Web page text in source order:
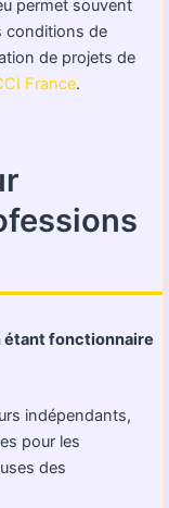
permet souvent
conditions de
de projets de
France.
étant fonctionnaire
indépendants,
pour les
des